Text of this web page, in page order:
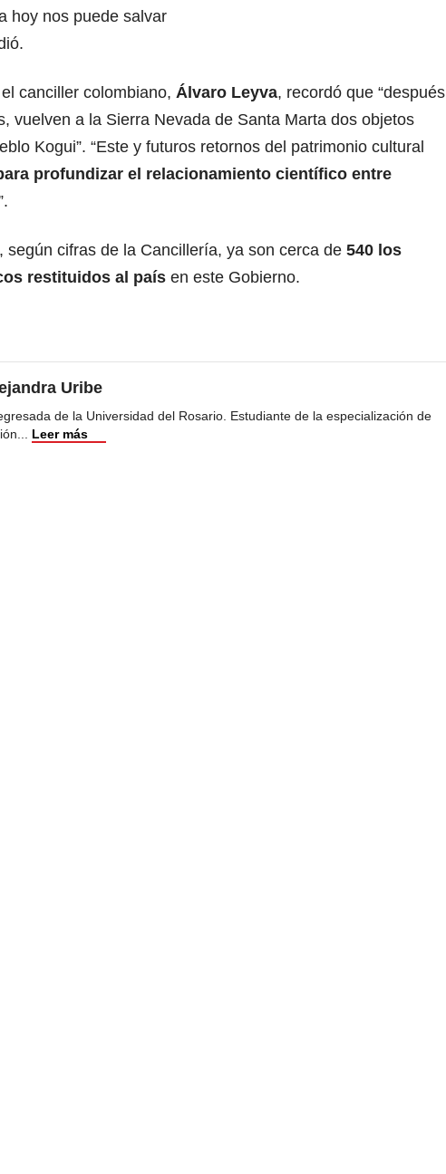
hoy nos puede salvar
canciller colombiano, Álvaro Leyva, recordó que “después
vuelven a la Sierra Nevada de Santa Marta dos objetos
Kogui”. “Este y futuros retornos del patrimonio cultural
profundizar el relacionamiento científico entre
según cifras de la Cancillería, ya son cerca de 540 los
restituidos al país en este Gobierno.
Uribe
de la Universidad del Rosario. Estudiante de la especialización de
... Leer más